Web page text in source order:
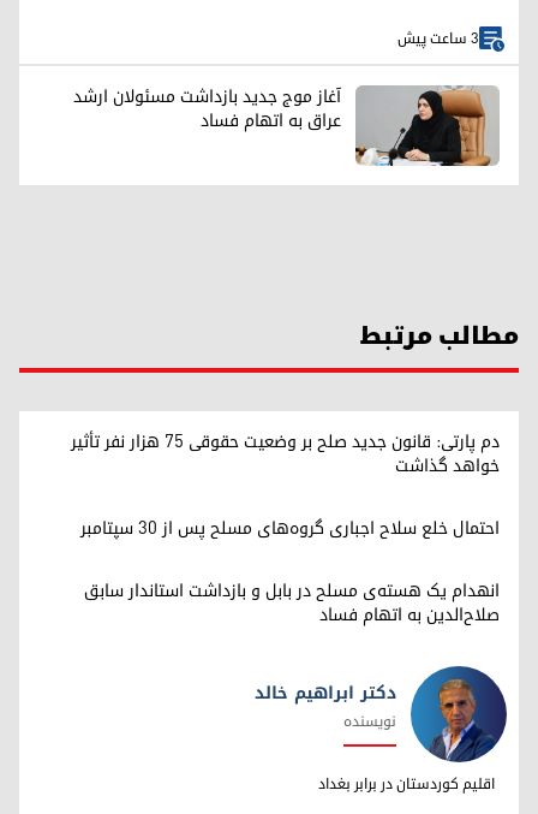
3 ساعت پیش
آغاز موج جدید بازداشت مسئولان ارشد
عراق به اتهام فساد
مطالب مرتبط
دم پارتی: قانون جدید صلح بر وضعیت حقوقی ۷۵ هزار نفر تأثیر
خواهد گذاشت
احتمال خلع سلاح اجباری گروه‌های مسلح پس از ۳۰ سپتامبر
انهدام یک هسته‌ی مسلح در بابل و بازداشت استاندار سابق
صلاح‌الدین به اتهام فساد
دکتر ابراهیم خالد
دکتر ابراهیم خالد
نویسنده
اقلیم کوردستان در برابر بغداد